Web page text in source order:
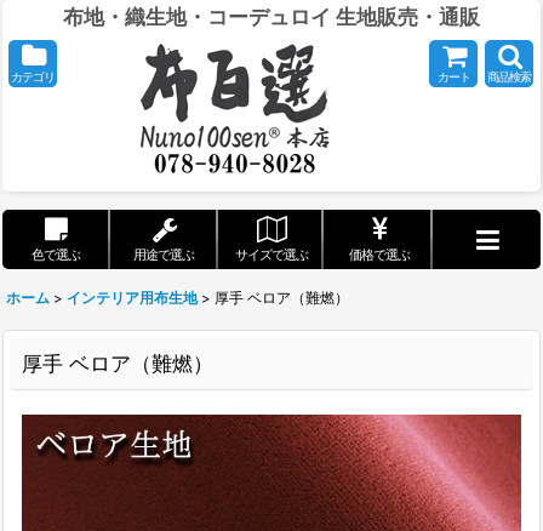
布地・織生地・コーデュロイ 生地販売・通販
カテゴリ カート 商品検索
色で選ぶ 用途で選ぶ サイズで選ぶ 価格で選ぶ
ホーム > インテリア用布生地 > 厚手 ベロア（難燃）
厚手 ベロア（難燃）